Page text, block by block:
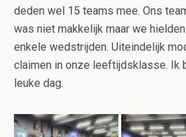
deden wel 15 teams mee. Ons
was niet makkelijk maar we
enkele wedstrijden. Uiteindelijk
claimen in onze leeftijdsklasse. Ik
leuke dag.